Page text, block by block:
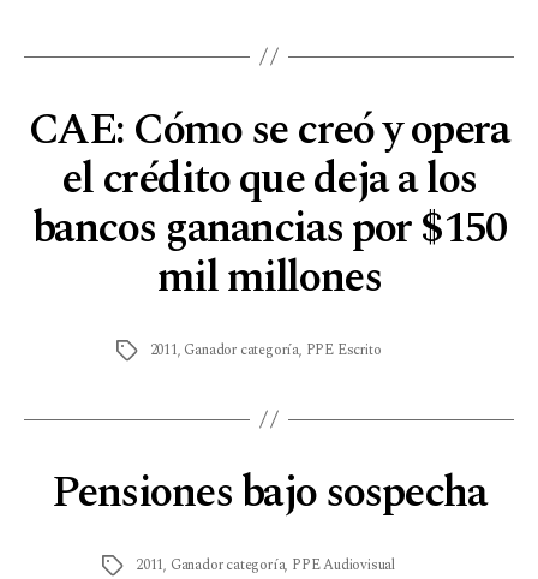
CAE: Cómo se creó y opera
el crédito que deja a los
bancos ganancias por $150
mil millones
2011, Ganador categoría, PPE Escrito
Pensiones bajo sospecha
2011, Ganador categoría, PPE Audiovisual